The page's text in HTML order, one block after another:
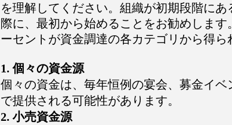
を理解してください。組織が初期段階に
際に、最初から始めることをお勧めしま
ーセントが資金調達の各カテゴリから得ら
1. 個々の資金源
個々の資金は、毎年恒例の宴会、募金イ
で提供される可能性があります。
2. 小売資金源